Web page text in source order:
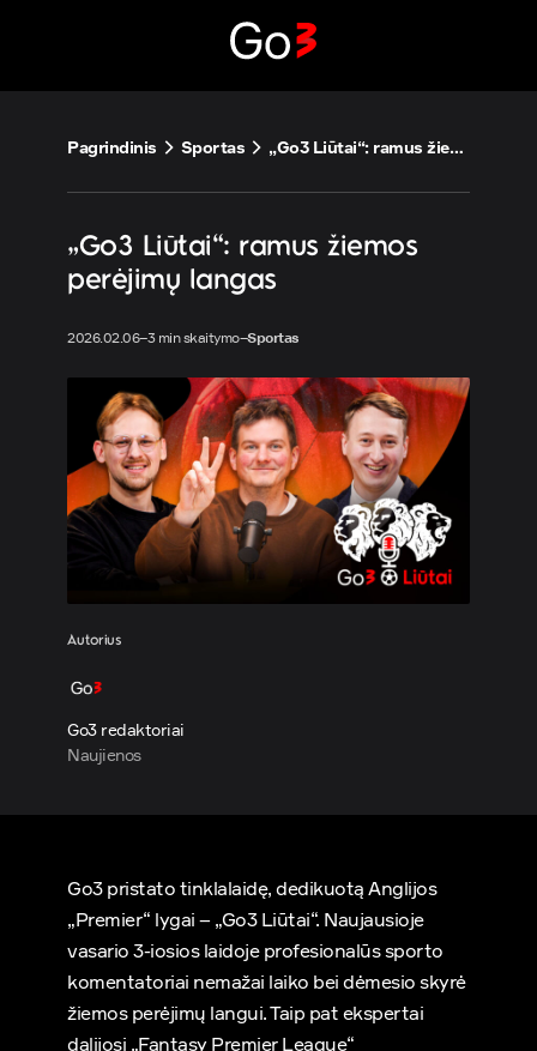
turinio
Pagrindinis Sportas „Go3 Liūtai“: ramus žiemos perėjimų langas
„Go3 Liūtai“: ramus žiemos
perėjimų langas
2026.02.06–3 min skaitymo–Sportas
Autorius
Go3 redaktoriai
Naujienos
Go3 pristato tinklalaidę, dedikuotą Anglijos
„Premier“ lygai – „Go3 Liūtai“. Naujausioje
vasario 3-iosios laidoje profesionalūs sporto
komentatoriai nemažai laiko bei dėmesio skyrė
žiemos perėjimų langui. Taip pat ekspertai
dalijosi „Fantasy Premier League“